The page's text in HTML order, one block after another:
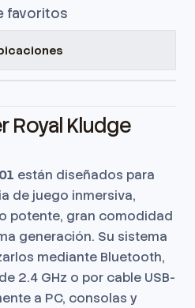
favoritos
Royal Kludge
están diseñados para
de juego inmersiva,
potente, gran comodidad
generación. Su sistema
mediante Bluetooth,
2.4 GHz o por cable USB-
a PC, consolas y